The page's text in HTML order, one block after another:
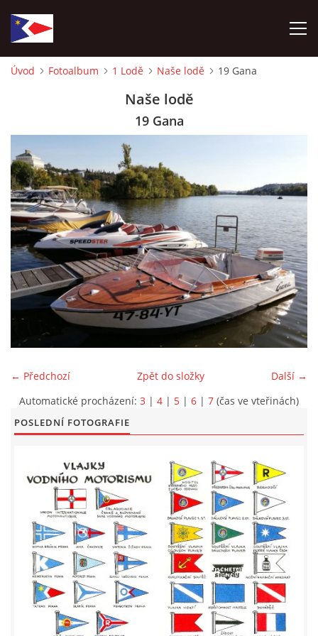
HISTORIE
SOUČASNOST
VIZE BUDOUCNOSTI
FOTOALBUM
LODĚNICE A OKOLÍ
PLOVOUCÍ LODĚNICE
VIDEOALBUM
UŽITEČNÉ ODKAZY
KONTAKTY
VSTUP PRO ČLENY
Úvod Fotoalbum 1 Lodě Naše lodě 19 Gana
Naše lodě
19 Gana
← Předchozí Další →
Zpět do složky
Automatické procházení: 3 | 4 | 5 | 6 | 7 (čas ve vteřinách)
POSLEDNÍ FOTOGRAFIE